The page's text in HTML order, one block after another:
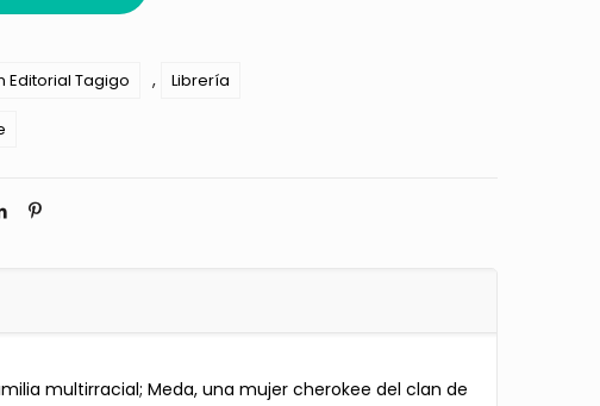
Editorial Tagigo , Librería
multirracial; Meda, una mujer cherokee del clan de